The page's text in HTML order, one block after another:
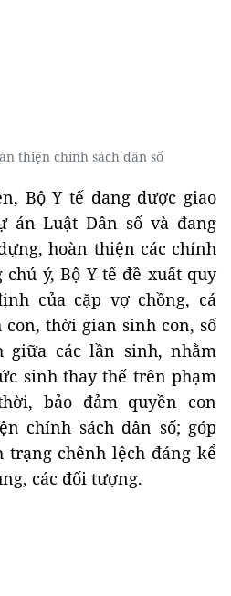
thiện chính sách dân số
Bộ Y tế đang được giao
án Luật Dân số và đang
hoàn thiện các chính
chú ý, Bộ Y tế đề xuất quy
của cặp vợ chồng, cá
thời gian sinh con, số
giữa các lần sinh, nhằm
sinh thay thế trên phạm
bảo đảm quyền con
chính sách dân số; góp
chênh lệch đáng kể
các đối tượng.